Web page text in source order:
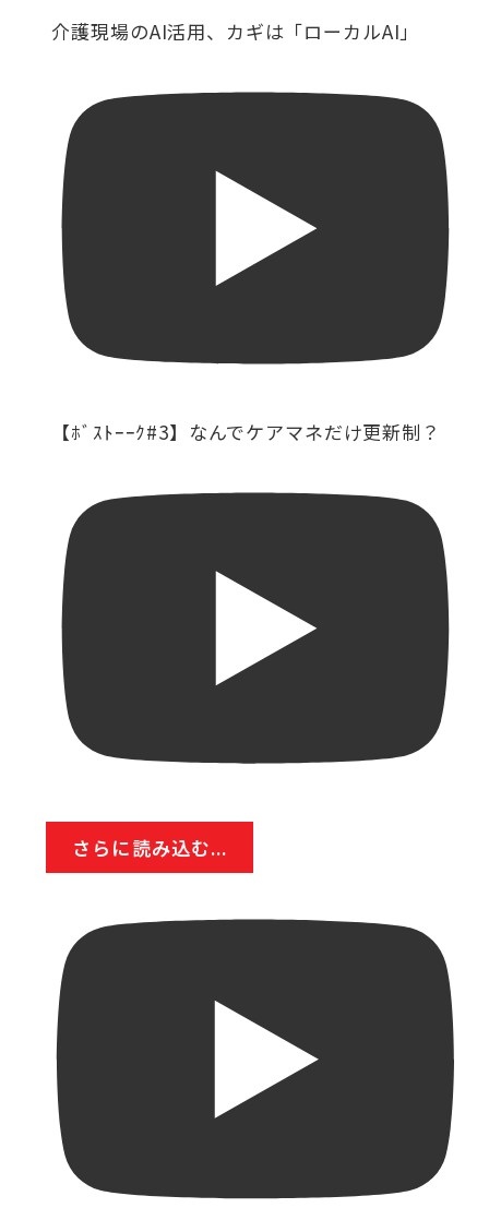
介護現場のAI活用、カギは「ローカルAI」
【ﾎﾞｽﾄｰｰｸ#3】なんでケアマネだけ更新制？
さらに読み込む...